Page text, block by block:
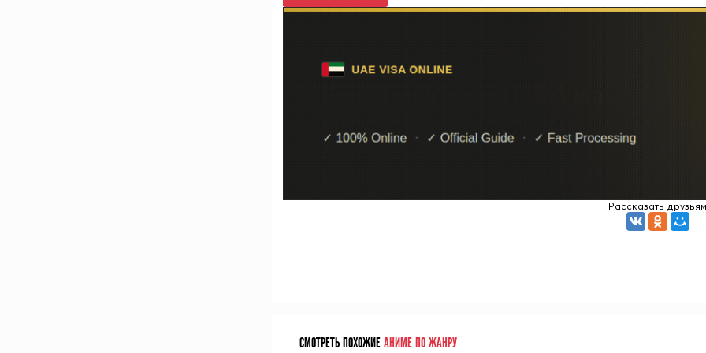
Рассказать друзьям
СМОТРЕТЬ ПОХОЖИЕАНИМЕ ПО ЖАНРУ